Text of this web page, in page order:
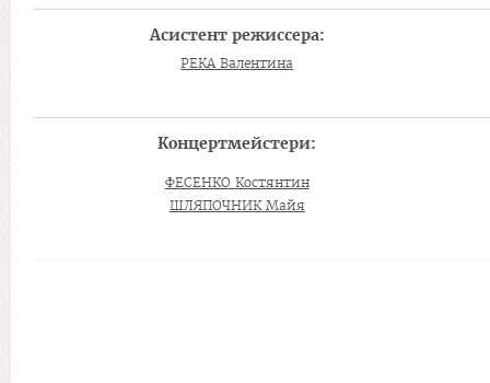
Асистент режиссера:
РЕКА Валентина
Концертмейстери:
ФЕСЕНКО Костянтин
ШЛЯПОЧНИК Майя